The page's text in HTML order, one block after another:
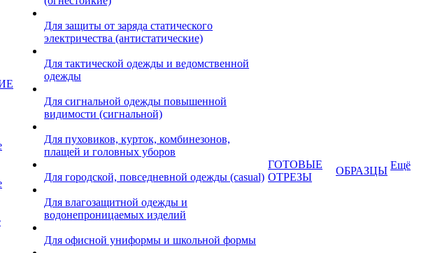
Для защиты от заряда статического
электричества (антистатические)
Для тактической одежды и ведомственной
одежды
Для сигнальной одежды повышенной
видимости (сигнальной)
Для пуховиков, курток, комбинезонов,
плащей и головных уборов
Для городской, повседневной одежды (casual)
Для влагозащитной одежды и
водонепроницаемых изделий
Для офисной униформы и школьной формы
ГОТОВЫЕ
ОТРЕЗЫ
ОБРАЗЦЫ Ещё